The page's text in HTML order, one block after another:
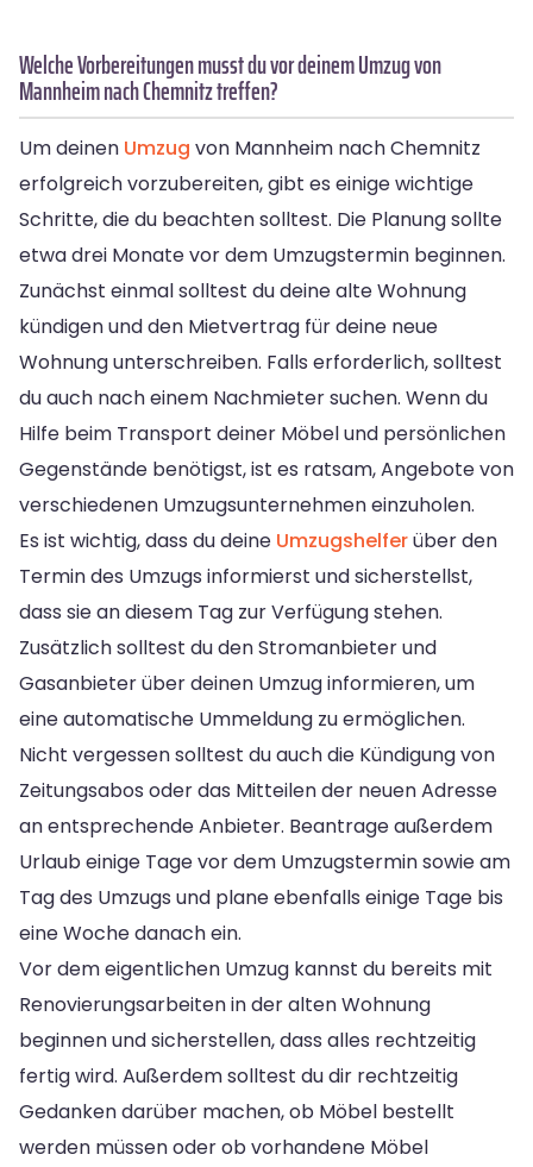
Welche Vorbereitungen musst du vor deinem Umzug von
Mannheim nach Chemnitz treffen?
Um deinen Umzug von Mannheim nach Chemnitz
erfolgreich vorzubereiten, gibt es einige wichtige
Schritte, die du beachten solltest. Die Planung sollte
etwa drei Monate vor dem Umzugstermin beginnen.
Zunächst einmal solltest du deine alte Wohnung
kündigen und den Mietvertrag für deine neue
Wohnung unterschreiben. Falls erforderlich, solltest
du auch nach einem Nachmieter suchen. Wenn du
Hilfe beim Transport deiner Möbel und persönlichen
Gegenstände benötigst, ist es ratsam, Angebote von
verschiedenen Umzugsunternehmen einzuholen.
Es ist wichtig, dass du deine Umzugshelferüber den
Termin des Umzugs informierst und sicherstellst,
dass sie an diesem Tag zur Verfügung stehen.
Zusätzlich solltest du den Stromanbieter und
Gasanbieter über deinen Umzug informieren, um
eine automatische Ummeldung zu ermöglichen.
Nicht vergessen solltest du auch die Kündigung von
Zeitungsabos oder das Mitteilen der neuen Adresse
an entsprechende Anbieter. Beantrage außerdem
Urlaub einige Tage vor dem Umzugstermin sowie am
Tag des Umzugs und plane ebenfalls einige Tage bis
eine Woche danach ein.
Vor dem eigentlichen Umzug kannst du bereits mit
Renovierungsarbeiten in der alten Wohnung
beginnen und sicherstellen, dass alles rechtzeitig
fertig wird. Außerdem solltest du dir rechtzeitig
Gedanken darüber machen, ob Möbel bestellt
werden müssen oder ob vorhandene Möbel